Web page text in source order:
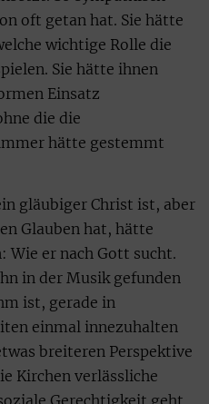
oft getan hat. Sie hätte
wichtige Rolle die
Sie hätte ihnen
Einsatz
die die
hätte gestemmt
gläubiger Christ ist, aber
Glauben hat, hätte
Wie er nach Gott sucht.
in der Musik gefunden
ist, gerade in
einmal innezuhalten
breiteren Perspektive
Kirchen verlässliche